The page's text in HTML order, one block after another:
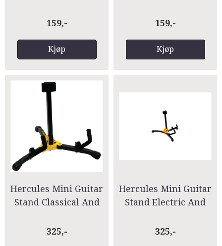
159,-
Kjøp
159,-
Kjøp
Hercules Mini Guitar
Stand Classical And
325,-
Hercules Mini Guitar
Stand Electric And
325,-